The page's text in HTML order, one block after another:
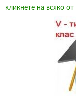
кликнете на всяко